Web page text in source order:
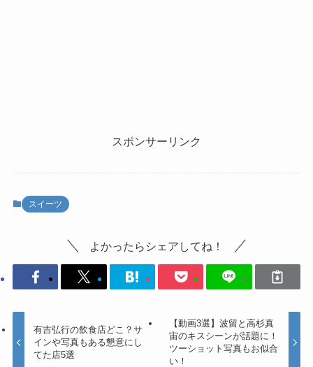
スポンサーリンク
スイーツ
よかったらシェアしてね！
有吉弘行の飲食店どこ？サ
インや写真もある懇意にし
てた店5選
【動画3選】波留と高杉真
宙のキスシーンが話題に！
ツーショット写真もお似合
い！